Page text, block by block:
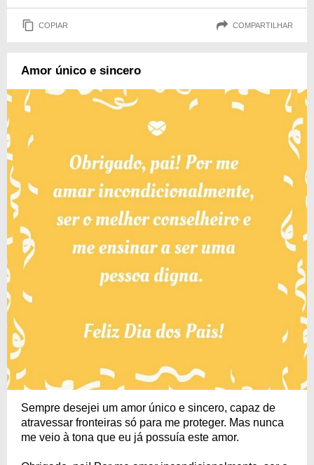
COPIAR COMPARTILHAR
Amor único e sincero
Sempre desejei um amor único e sincero, capaz de
atravessar fronteiras só para me proteger. Mas nunca
me veio à tona que eu já possuía este amor.